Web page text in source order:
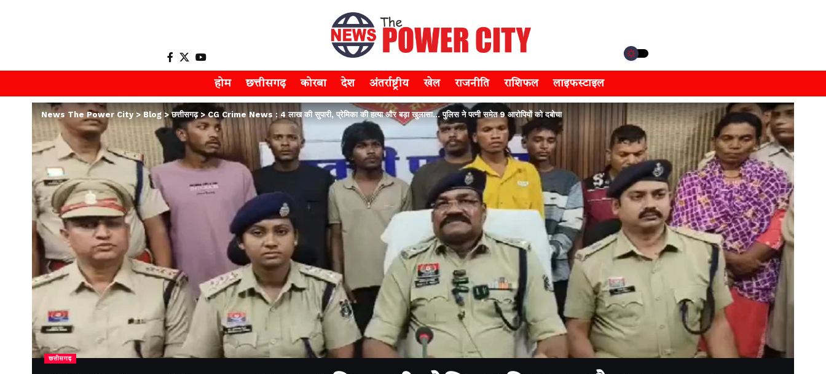
होम छत्तीसगढ़ कोरबा देश अंतर्राष्ट्रीय खेल राजनीति राशिफल लाइफस्टाइल
News The Power City>Blog>छत्तीसगढ़>CG Crime News : 4 लाख की सुपारी, प्रेमिका की हत्या और बड़ा खुलासा… पुलिस ने पत्नी समेत 9 आरोपियों को दबोचा
छत्तीसगढ़